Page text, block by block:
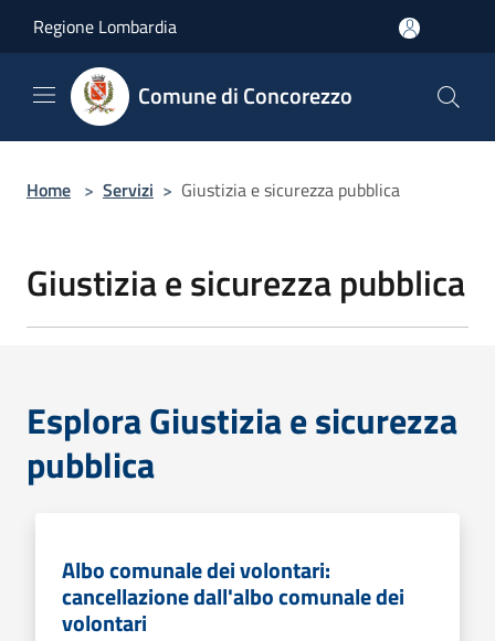
Regione Lombardia
Comune di Concorezzo
Home > Servizi > Giustizia e sicurezza pubblica
Giustizia e sicurezza pubblica
Esplora Giustizia e sicurezza
pubblica
Albo comunale dei volontari:
cancellazione dall'albo comunale dei
volontari